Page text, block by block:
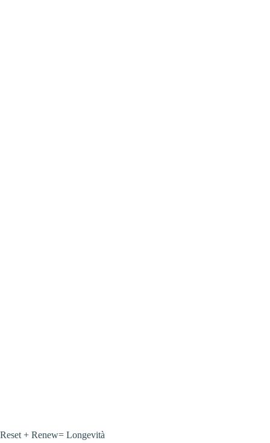
Reset + Renew= Longevità